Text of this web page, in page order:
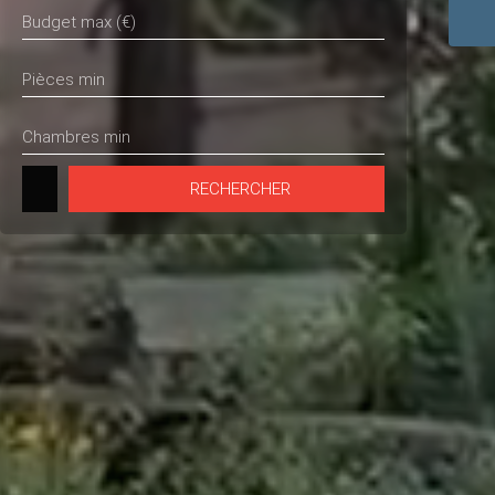
Budget max (€)
Pièces min
Chambres min
RECHERCHER